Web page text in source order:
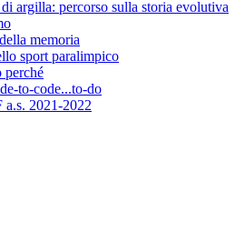
argilla: percorso sulla storia evolutiva
memoria
sport paralimpico
perché
to-code...to-do
a.s. 2021-2022